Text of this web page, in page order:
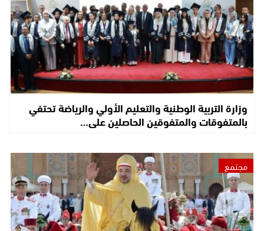
وزارة التربية الوطنية والتعليم الأولي والرياضة تحتفي
بالمتفوقات والمتفوقين الحاصلين على…
مجتمع